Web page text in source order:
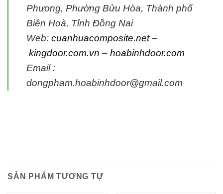
Phương, Phường Bửu Hòa, Thành phố
Biên Hoà, Tỉnh Đồng Nai
Web: cuanhuacomposite.net–
kingdoor.com.vn – hoabinhdoor.com
Email :
dongpham.hoabinhdoor@gmail.com
SẢN PHẨM TƯƠNG TỰ